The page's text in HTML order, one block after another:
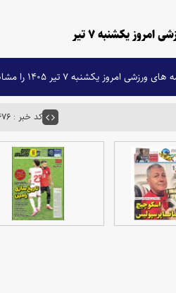
امروز یکشنبه ۷ تیر
امروز یکشنبه ۷ تیر ۱۴۰۵ را مشاهده کنید.
کد خبر : ۱۰۶۵۶۷۶